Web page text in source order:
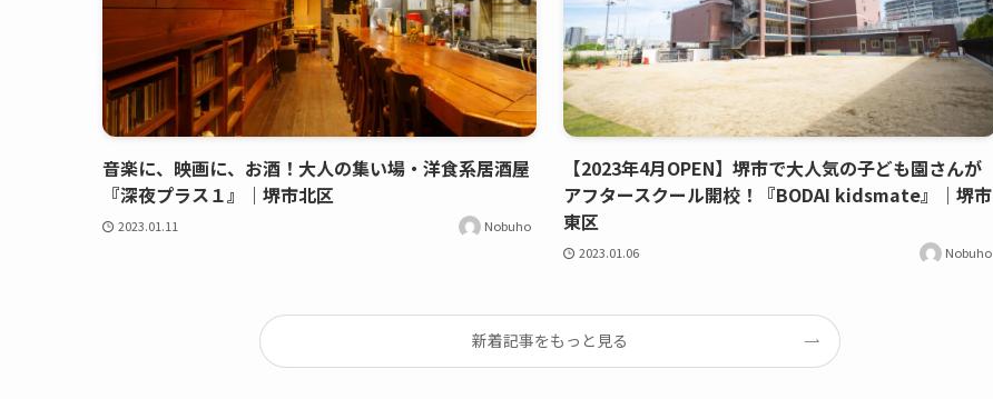
音楽に、映画に、お酒！大人の集い場・洋食系居酒屋
『深夜プラス１』｜堺市北区
2023.01.11 Nobuho
【2023年4月OPEN】堺市で大人気の子ども園さんが
アフタースクール開校！『BODAI kidsmate』｜堺市
東区
2023.01.06 Nobuho
新着記事をもっと見る